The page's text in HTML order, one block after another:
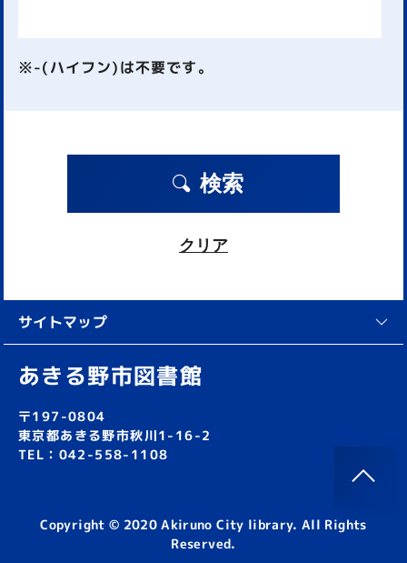
※-(ハイフン)は不要です。
検索
クリア
サイトマップ
あきる野市図書館
〒197-0804
東京都あきる野市秋川1-16-2
TEL：042-558-1108
Copyright © 2020 Akiruno City library. All Rights
Reserved.